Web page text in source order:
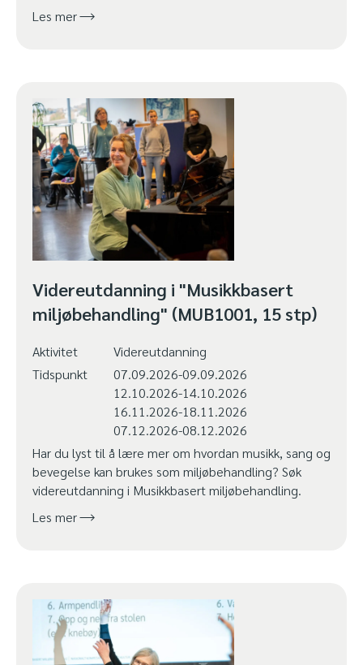
Les mer
Videreutdanning i "Musikkbasert
miljøbehandling" (MUB1001, 15 stp)
Aktivitet
Videreutdanning
Tidspunkt
07.09.2026-09.09.2026
12.10.2026-14.10.2026
16.11.2026-18.11.2026
07.12.2026-08.12.2026
Har du lyst til å lære mer om hvordan musikk, sang og
bevegelse kan brukes som miljøbehandling? Søk
videreutdanning i Musikkbasert miljøbehandling.
Les mer